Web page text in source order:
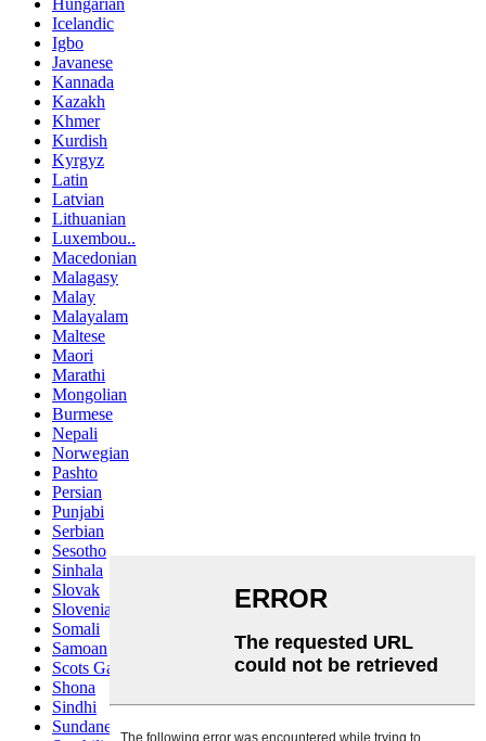
Hungarian
Icelandic
Igbo
Javanese
Kannada
Kazakh
Khmer
Kurdish
Kyrgyz
Latin
Latvian
Lithuanian
Luxembou..
Macedonian
Malagasy
Malay
Malayalam
Maltese
Maori
Marathi
Mongolian
Burmese
Nepali
Norwegian
Pashto
Persian
Punjabi
Serbian
Sesotho
Sinhala
Slovak
Slovenian
Somali
Samoan
Scots Gaelic
Shona
Sindhi
Sundanese